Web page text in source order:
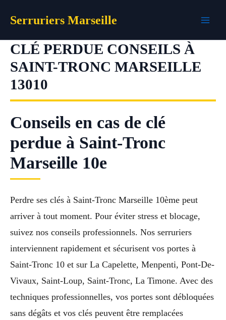
Serruriers Marseille
CLÉ PERDUE CONSEILS À
SAINT-TRONC MARSEILLE
13010
Conseils en cas de clé
perdue à Saint-Tronc
Marseille 10e
Perdre ses clés à Saint-Tronc Marseille 10ème peut
arriver à tout moment. Pour éviter stress et blocage,
suivez nos conseils professionnels. Nos serruriers
interviennent rapidement et sécurisent vos portes à
Saint-Tronc 10 et sur La Capelette, Menpenti, Pont-De-
Vivaux, Saint-Loup, Saint-Tronc, La Timone. Avec des
techniques professionnelles, vos portes sont débloquées
sans dégâts et vos clés peuvent être remplacées